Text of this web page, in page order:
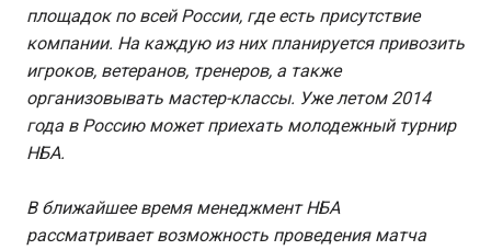
площадок по всей России, где есть присутствие
компании. На каждую из них планируется привозить
игроков, ветеранов, тренеров, а также
организовывать мастер-классы. Уже летом 2014
года в Россию может приехать молодежный турнир
НБА.
В ближайшее время менеджмент НБА
рассматривает возможность проведения матча